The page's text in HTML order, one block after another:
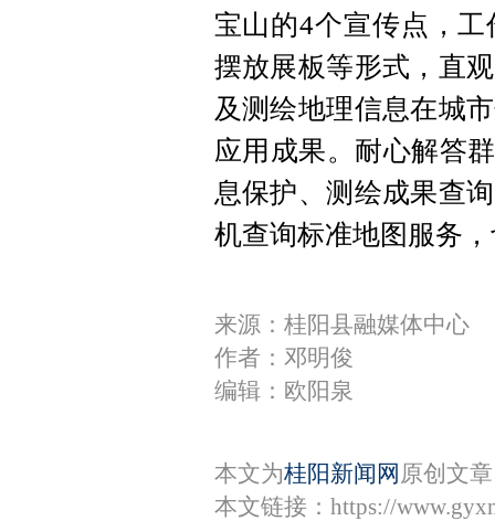
宝山的4个宣传点，
摆放展板等形式，直
及测绘地理信息在城
应用成果。耐心解答
息保护、测绘成果查
机查询标准地图服务
来源：桂阳县融媒体中心
作者：邓明俊
编辑：欧阳泉
本文为桂阳新闻网 原创文
本文链接： https://